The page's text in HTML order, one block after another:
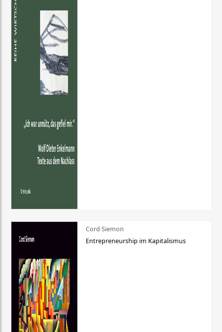
Cord Siemon
Entrepreneurship im Kapitalismus